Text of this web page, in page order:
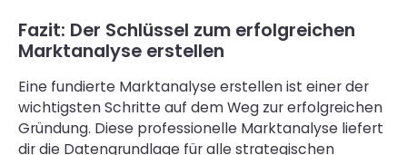
Fazit: Der Schlüssel zum erfolgreichen
Marktanalyse erstellen
Eine fundierte Marktanalyse erstellen ist einer der
wichtigsten Schritte auf dem Weg zur erfolgreichen
Gründung. Diese professionelle Marktanalyse liefert
dir die Datengrundlage für alle strategischen